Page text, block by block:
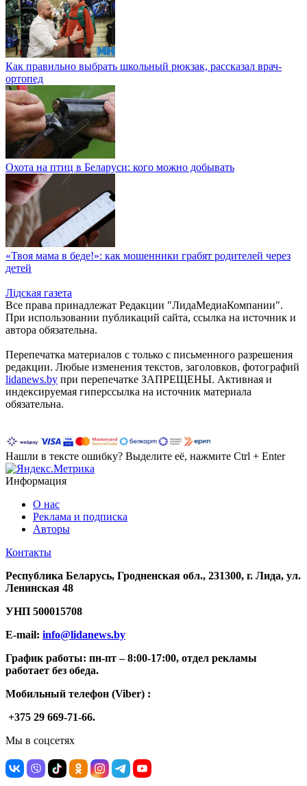
Как правильно выбрать школьный рюкзак, рассказал врач-
ортопед
Охота на птиц в Беларуси: кого можно добывать
«Твоя мама в беде!»: как мошенники грабят родителей через
детей
Лiдская газета
Все права принадлежат Редакции "ЛидаМедиаКомпании".
При использовании публикаций сайта, ссылка на источник и
автора обязательна.
Перепечатка материалов c только с письменного разрешения
редакции. Любые изменения текстов, заголовков, фотографий
lidanews.by при перепечатке ЗАПРЕЩЕНЫ. Активная и
индексируемая гиперссылка на источник материала
обязательна.
Нашли в тексте ошибку? Выделите её, нажмите Ctrl + Enter
Информация
О нас
Реклама и подписка
Авторы
Контакты
Республика Беларусь, Гродненская обл., 231300, г. Лида, ул.
Ленинская 48
УНП 500015708
E-mail: info@lidanews.by
График работы: пн-пт –8:00-17:00, отдел рекламы
работает без обеда.
Мобильный телефон (Viber) :
+375 29 669-71-66.
Мы в соцсетях